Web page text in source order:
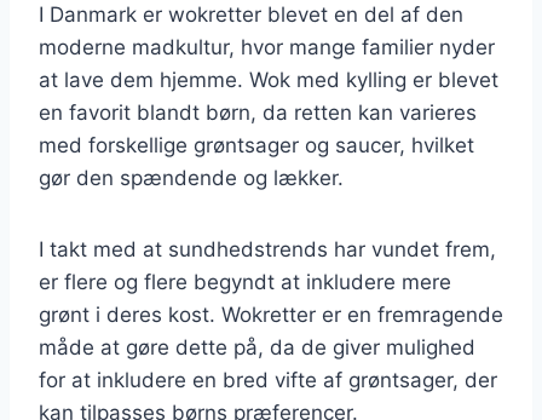
I Danmark er wokretter blevet en del af den
moderne madkultur, hvor mange familier nyder
at lave dem hjemme. Wok med kylling er blevet
en favorit blandt børn, da retten kan varieres
med forskellige grøntsager og saucer, hvilket
gør den spændende og lækker.
I takt med at sundhedstrends har vundet frem,
er flere og flere begyndt at inkludere mere
grønt i deres kost. Wokretter er en fremragende
måde at gøre dette på, da de giver mulighed
for at inkludere en bred vifte af grøntsager, der
kan tilpasses børns præferencer.